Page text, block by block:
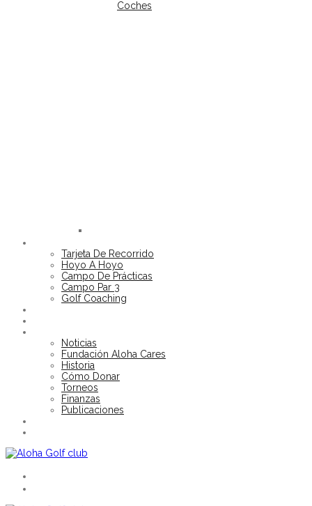
Coches
ALOHA
Tarjeta De Recorrido
Hoyo A Hoyo
Campo De Prácticas
Campo Par 3
Golf Coaching
Noticias
Fundación Aloha Cares
Historia
Cómo Donar
Torneos
Finanzas
Publicaciones